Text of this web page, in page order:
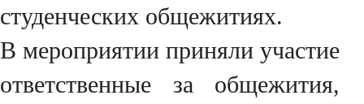
студенческих общежитиях.
В мероприятии приняли участие
ответственные за общежития,